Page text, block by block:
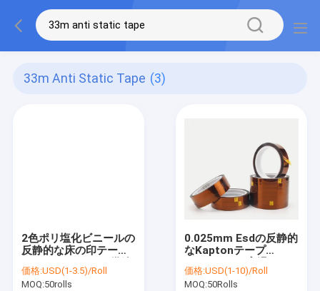
33m Anti Static Tape (3)
2色ポリ塩化ビニールの
反静的な床の印テープ
価格:USD(1-3.5)/Roll
MOQ:50rolls
0.025mm Esdの反静的
なKaptonテープ
接着剤
価格:USD(1-10)/Roll
MOQ:50Rolls